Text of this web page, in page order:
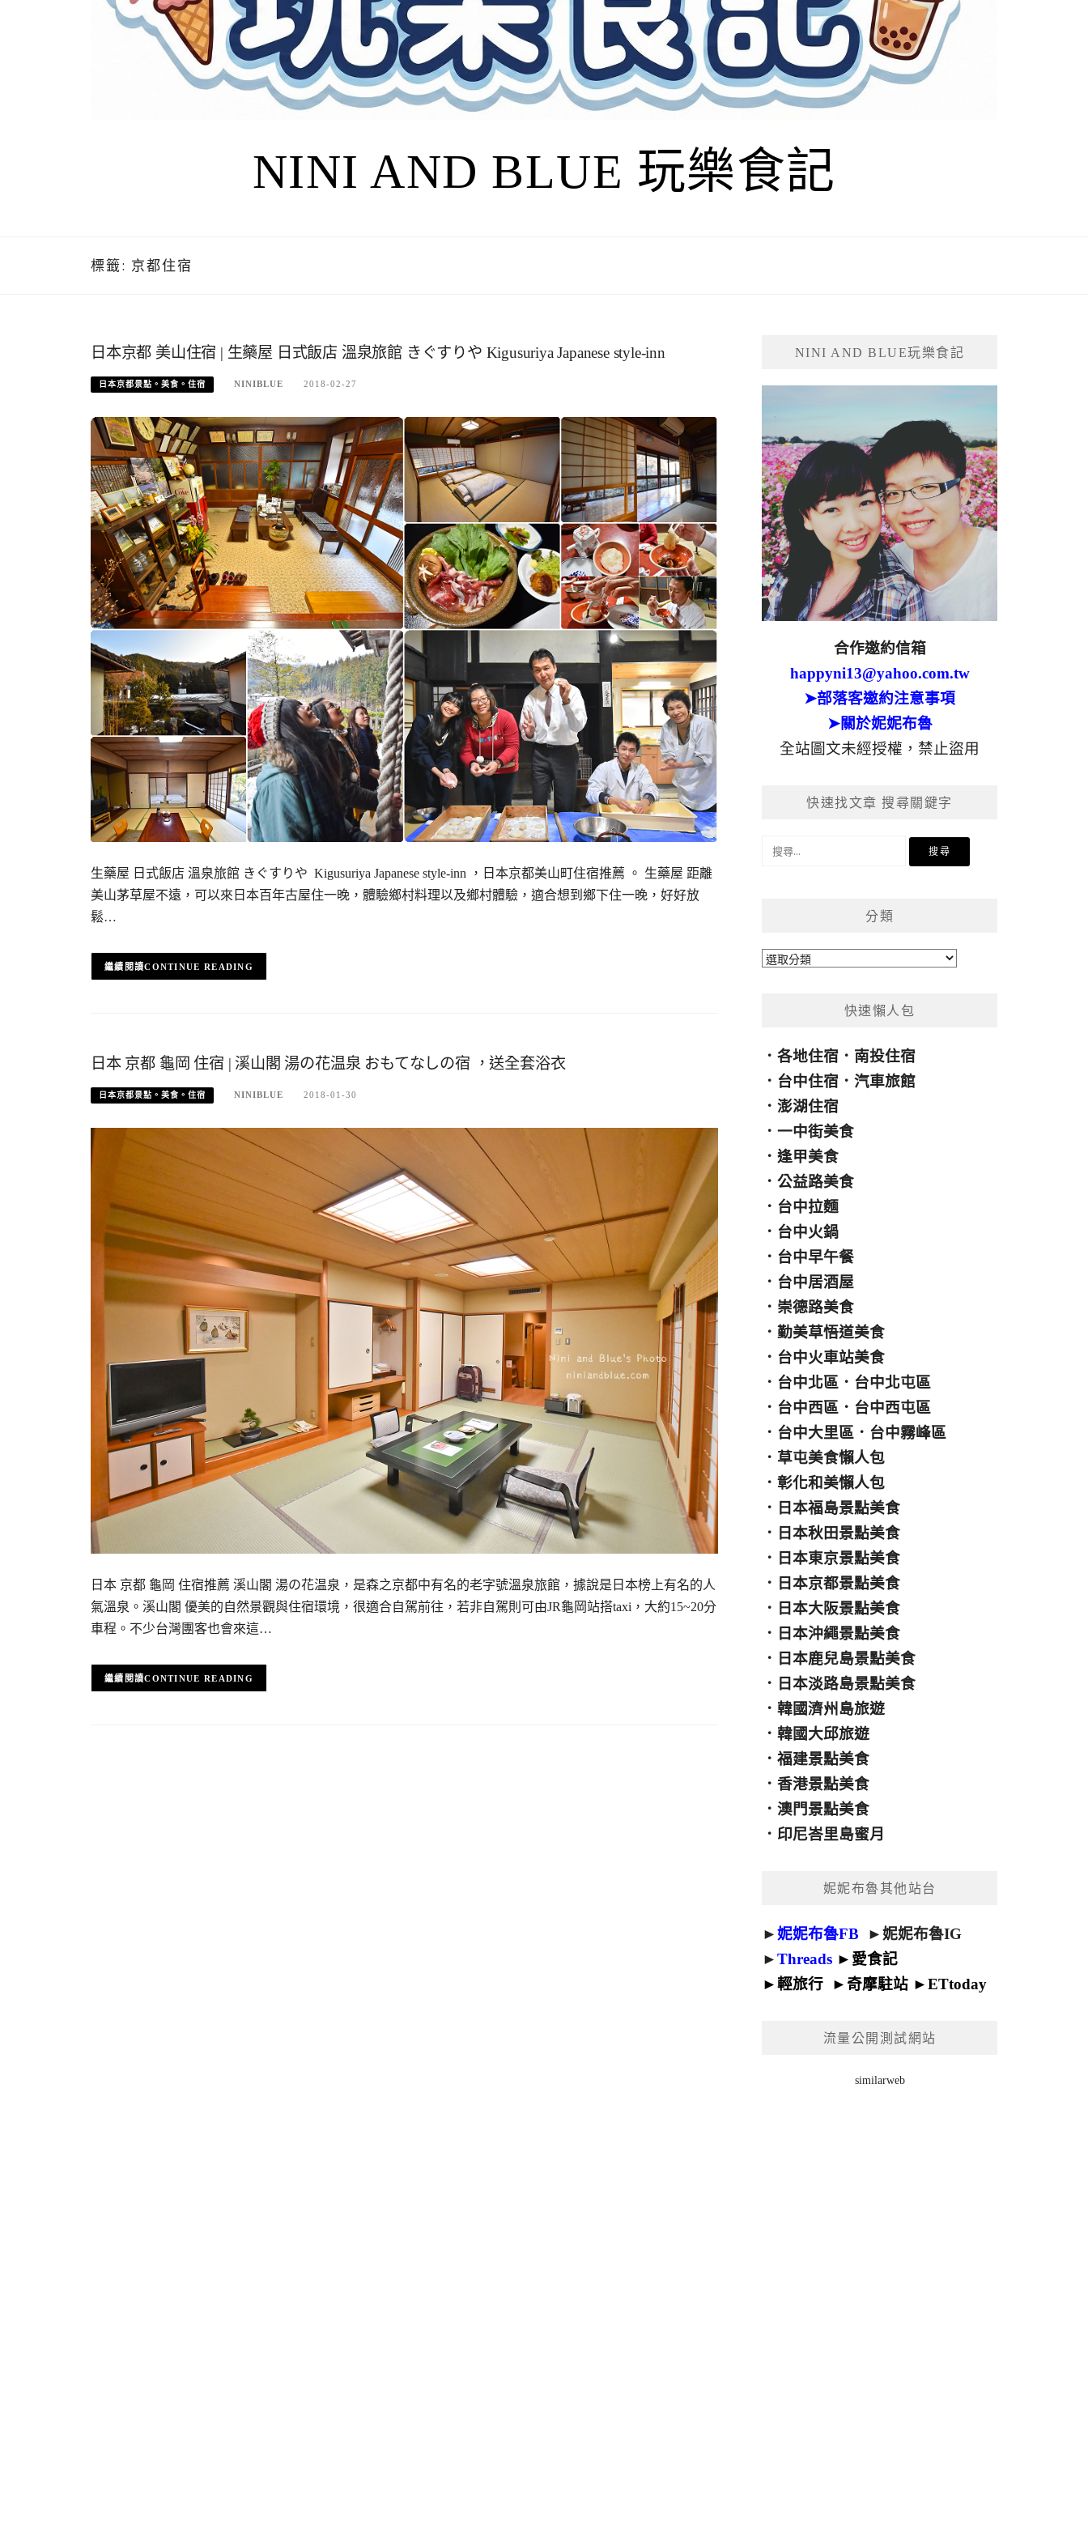
NINI AND BLUE 玩樂食記
標籤: 京都住宿
日本京都 美山住宿 | 生藥屋 日式飯店 溫泉旅館 きぐすりや Kigusuriya Japanese style-inn
日本京都景點。美食。住宿 NINIBLUE 2018-02-27
生藥屋 日式飯店 溫泉旅館 きぐすりや Kigusuriya Japanese style-inn ，日本京都美山町住宿推薦 。 生藥屋 距離
美山茅草屋不遠，可以來日本百年古屋住一晚，體驗鄉村料理以及鄉村體驗，適合想到鄉下住一晚，好好放
鬆…
CONTINUE READING
日本 京都 龜岡 住宿 | 溪山閣 湯の花温泉 おもてなしの宿 ，送全套浴衣
日本京都景點。美食。住宿 NINIBLUE 2018-01-30
日本 京都 龜岡 住宿推薦 溪山閣 湯の花温泉，是森之京都中有名的老字號溫泉旅館，據說是日本榜上有名的人
氣溫泉。溪山閣 優美的自然景觀與住宿環境，很適合自駕前往，若非自駕則可由JR龜岡站搭taxi，大約15~20分
車程。不少台灣團客也會來這…
CONTINUE READING
NINI AND BLUE玩樂食記
合作邀約信箱
happyni13@yahoo.com.tw
➤部落客邀約注意事項
➤關於妮妮布魯
全站圖文未經授權，禁止盜用
快速找文章 搜尋關鍵字
分類
分
快速懶人包
．各地住宿 ． 南投住宿
． 台中住宿 ．汽車旅館
．澎湖住宿
．一中街美食
．逢甲美食
．公益路美食
． 台中拉麵
． 台中火鍋
． 台中早午餐
． 台中居酒屋
． 崇德路美食
．勤美草悟道美食
． 台中火車站美食
． 台中北區 ． 台中北屯區
． 台中西區 ． 台中西屯區
． 台中大里區 ． 台中霧峰區
． 草屯美食懶人包
．彰化和美懶人包
． 日本福島景點美食
． 日本秋田景點美食
． 日本東京景點美食
． 日本京都景點美食
． 日本大阪景點美食
． 日本沖繩景點美食
． 日本鹿兒島景點美食
． 日本淡路島景點美食
．韓國濟州島旅遊
．韓國大邱旅遊
．福建景點美食
．香港景點美食
．澳門景點美食
． 印尼峇里島蜜月
妮妮布魯其他站台
►妮妮布魯FB ►妮妮布魯IG
►Threads ► 愛食記
►輕旅行 ► 奇摩駐站 ►ETtoday
流量公開測試網站
similarweb